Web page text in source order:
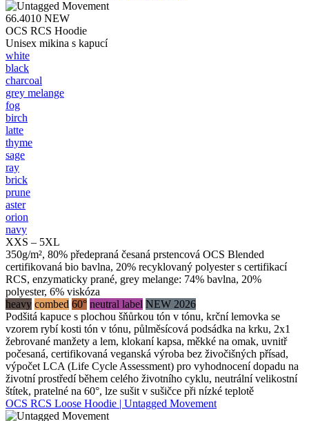
66.4010 NEW
OCS RCS Hoodie
Unisex mikina s kapucí
white
black
charcoal
grey melange
fog
birch
latte
thyme
sage
ray
brick
prune
aster
orion
navy
XXS – 5XL
350g/m², 80% předepraná česaná prstencová OCS Blended
certifikovaná bio bavlna, 20% recyklovaný polyester s certifikací
RCS, enzymaticky prané, grey melange: 74% bavlna, 20%
polyester, 6% viskóza
heavy combed 60° neutral label NEW 2026
Podšitá kapuce s plochou šňůrkou tón v tónu, krční lemovka se
vzorem rybí kosti tón v tónu, půlměsícová podsádka na krku, 2x1
žebrované manžety a lem, klokaní kapsa, měkké na omak, uvnitř
počesaná, certifikovaná veganská výroba bez živočišných přísad,
výpočet LCA (Life Cycle Assessment) pro vyhodnocení dopadu na
životní prostředí během celého životního cyklu, neutrální velikostní
štítek, pratelné na 60°, lze sušit v sušičce při nízké teplotě
OCS RCS Loose Hoodie | Untagged Movement